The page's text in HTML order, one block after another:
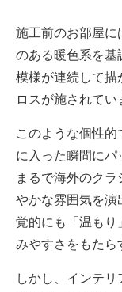
施工前のお部屋に
のある暖色系を基
模様が連続して描
ロスが施されてい
このような個性
に入った瞬間にパ
まるで海外のク
やかな雰囲気を演
覚的にも「温もり
みやすさをもたら
しかし、インテリ